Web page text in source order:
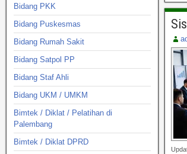
Bidang PKK
Bidang Puskesmas
Bidang Rumah Sakit
Bidang Satpol PP
Bidang Staf Ahli
Bidang UKM / UMKM
Bimtek / Diklat / Pelatihan di
Palembang
Bimtek / Diklat DPRD